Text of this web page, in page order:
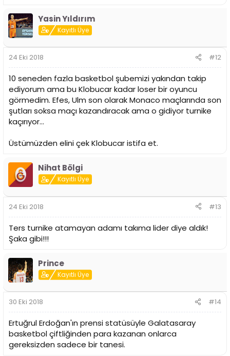
Yasin Yıldırım
Kayıtlı Üye
24 Eki 2018 #12
10 seneden fazla basketbol şubemizi yakından takip
ediyorum ama bu Klobucar kadar loser bir oyuncu
görmedim. Efes, Ulm son olarak Monaco maçlarında son
şutları soksa maçı kazandıracak ama o gidiyor turnike
kaçırıyor...
Üstümüzden elini çek Klobucar istifa et.
Nihat Bölgi
Kayıtlı Üye
24 Eki 2018 #13
Ters turnike atamayan adamı takıma lider diye aldık!
Şaka gibi!!!
Prince
Kayıtlı Üye
30 Eki 2018 #14
Ertuğrul Erdoğan'ın prensi statüsüyle Galatasaray
basketbol çiftliğinden para kazanan onlarca
gereksizden sadece bir tanesi.